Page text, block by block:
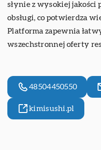
słynie z wysokiej
obsługi, co potwierdza
Platforma zapewnia
wszechstronnej oferty
48504450550
kimisushi.pl